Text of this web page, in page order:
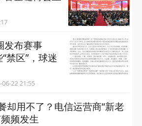
发布赛事
禁区”，球迷
岛新闻 2026-06-22 21:55
却用不了？电信运营商“新老
频发生